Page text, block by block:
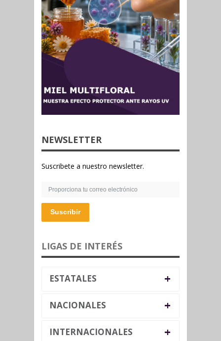
NEWSLETTER
Suscribete a nuestro newsletter.
Suscribir
LIGAS DE INTERÉS
ESTATALES +
NACIONALES +
INTERNACIONALES +